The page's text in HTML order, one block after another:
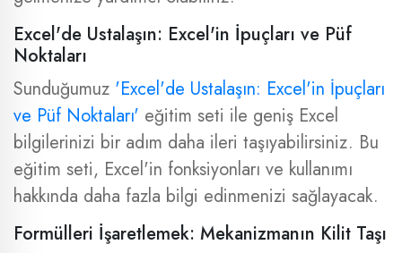
Excel'de Ustalaşın: Excel'in İpuçları ve Püf
Noktaları
Sunduğumuz 'Excel'de Ustalaşın: Excel'in İpuçları
ve Püf Noktaları' eğitim seti ile geniş Excel
bilgilerinizi bir adım daha ileri taşıyabilirsiniz. Bu
eğitim seti, Excel'in fonksiyonları ve kullanımı
hakkında daha fazla bilgi edinmenizi sağlayacak.
Formülleri İşaretlemek: Mekanizmanın Kilit Taşı